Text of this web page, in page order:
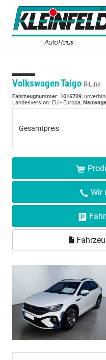
Volkswagen Taigo R-Line
Fahrzeugnummer: 1016709,
Landesversion: EU - Europa,
Gesamtpreis
Wir